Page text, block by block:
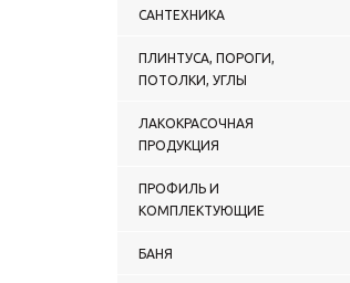
САНТЕХНИКА
ПЛИНТУСА, ПОРОГИ,
ПОТОЛКИ, УГЛЫ
ЛАКОКРАСОЧНАЯ
ПРОДУКЦИЯ
ПРОФИЛЬ И
КОМПЛЕКТУЮЩИЕ
БАНЯ